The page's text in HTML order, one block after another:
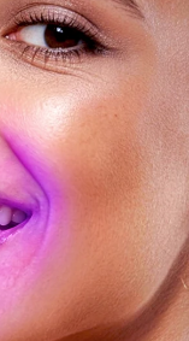
Zaloguj
użytkownika
urządzenia
zamówienia
Moje adresy
subskrypcje
體中文